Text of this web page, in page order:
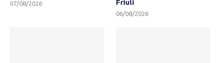
07/08/2026
Friuli
06/08/2026